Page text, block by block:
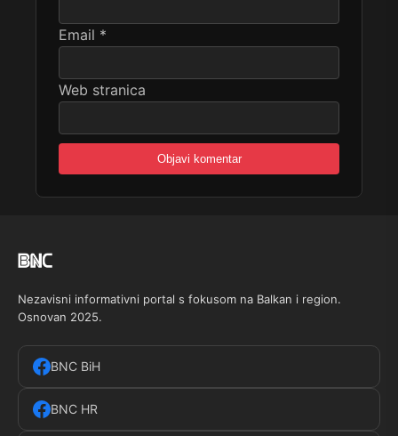
Email *
Web stranica
Nezavisni informativni portal s fokusom na Balkan i region.
Osnovan 2025.
BNC BiH
BNC HR